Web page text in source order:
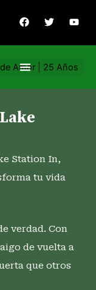
F
a
e
o
T
w
t
e
Y
o
t
b
Station In,
tu vida
verdad. Con
de vuelta a
que otros